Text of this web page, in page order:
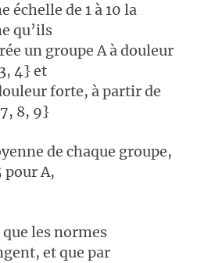
échelle de 1 à 10 la
qu’ils
un groupe A à douleur
4} et
forte, à partir de
8, 9}
de chaque groupe,
pour A,
les normes
et que par